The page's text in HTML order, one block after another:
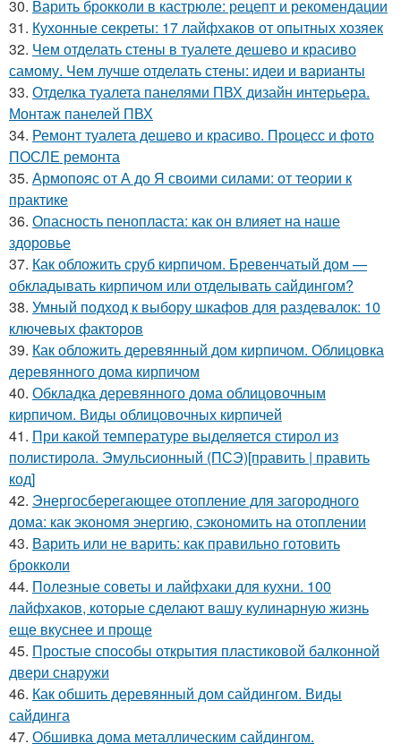
30. Варить брокколи в кастрюле: рецепт и рекомендации
31. Кухонные секреты: 17 лайфхаков от опытных хозяек
32. Чем отделать стены в туалете дешево и красиво
самому. Чем лучше отделать стены: идеи и варианты
33. Отделка туалета панелями ПВХ дизайн интерьера.
Монтаж панелей ПВХ
34. Ремонт туалета дешево и красиво. Процесс и фото
ПОСЛЕ ремонта
35. Армопояс от А до Я своими силами: от теории к
практике
36. Опасность пенопласта: как он влияет на наше
здоровье
37. Как обложить сруб кирпичом. Бревенчатый дом —
обкладывать кирпичом или отделывать сайдингом?
38. Умный подход к выбору шкафов для раздевалок: 10
ключевых факторов
39. Как обложить деревянный дом кирпичом. Облицовка
деревянного дома кирпичом
40. Обкладка деревянного дома облицовочным
кирпичом. Виды облицовочных кирпичей
41. При какой температуре выделяется стирол из
полистирола. Эмульсионный (ПСЭ)[править | править
код]
42. Энергосберегающее отопление для загородного
дома: как экономя энергию, сэкономить на отоплении
43. Варить или не варить: как правильно готовить
брокколи
44. Полезные советы и лайфхаки для кухни. 100
лайфхаков, которые сделают вашу кулинарную жизнь
еще вкуснее и проще
45. Простые способы открытия пластиковой балконной
двери снаружи
46. Как обшить деревянный дом сайдингом. Виды
сайдинга
47. Обшивка дома металлическим сайдингом.